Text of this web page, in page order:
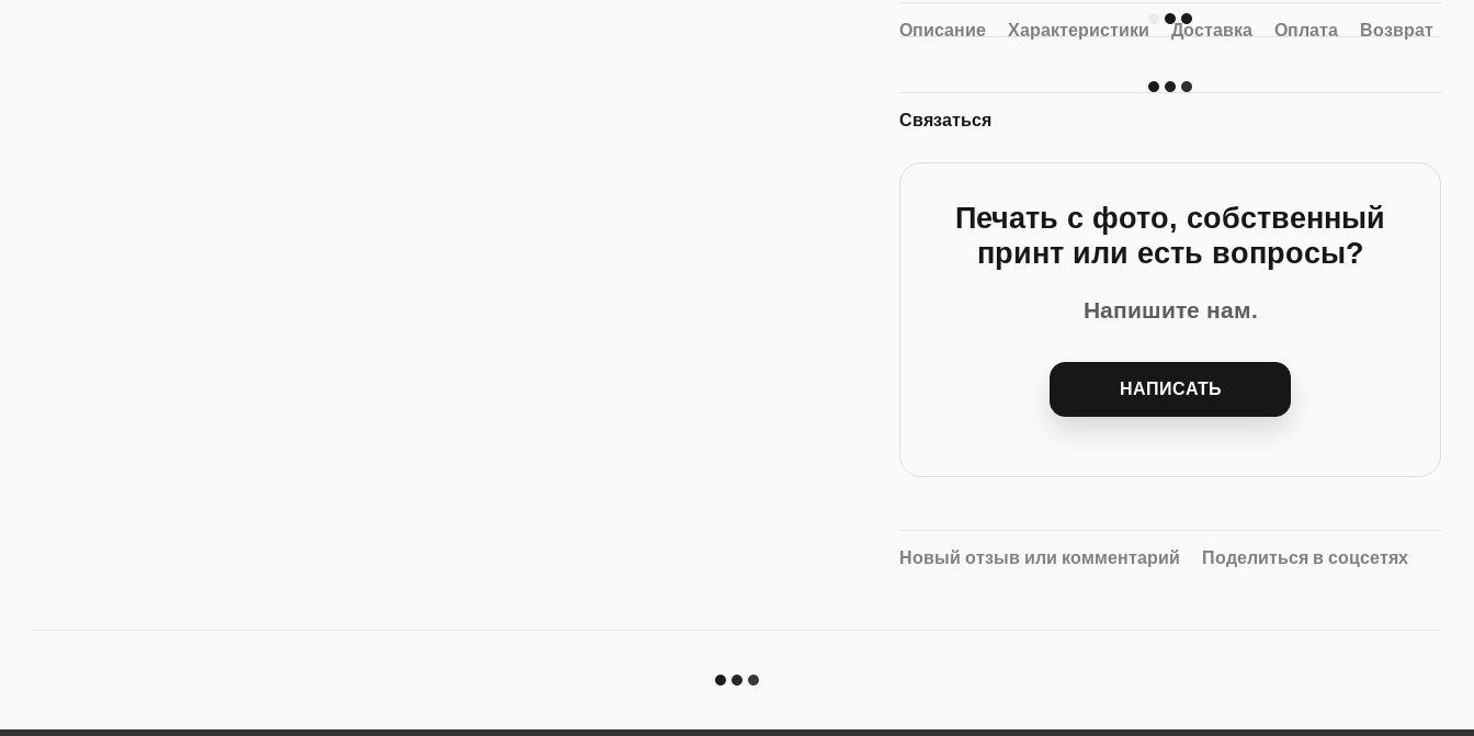
Описание Характеристики Доставка Оплата Возврат
Связаться
Печать с фото, собственный
принт или есть вопросы?
Напишите нам.
НАПИСАТЬ
Новый отзыв или комментарий Поделиться в соцсетях